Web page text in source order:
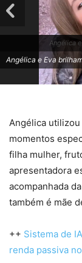
Angélica
Angélica e Eva
Angélica
momentos
filha mulher,
apresentadora
acompanhada
também é mãe
++ Sistema de
renda passiva